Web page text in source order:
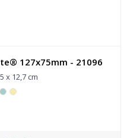
127x75mm - 21096
x 12,7 cm